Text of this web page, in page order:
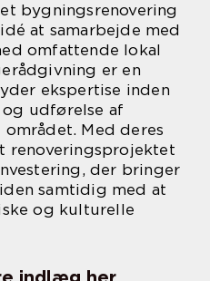
bygningsrenovering
at samarbejde med
omfattende lokal
er en
ekspertise inden
udførelse af
Med deres
renoveringsprojektet
der bringer
samtidig med at
og kulturelle